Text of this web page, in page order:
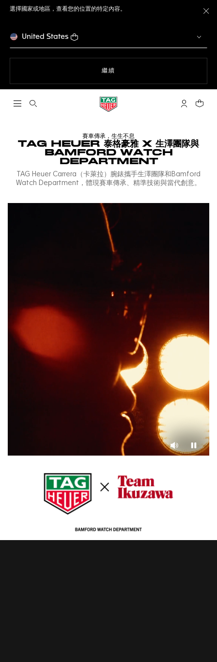
選擇國家或地區，查看您的位置的特定內容。
United States
繼續
開啟搜尋 「我的TAG
您的